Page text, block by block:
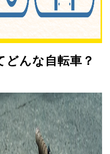
どんな自転車？